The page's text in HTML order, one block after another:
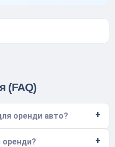
(FAQ)
оренди авто?
оренди?